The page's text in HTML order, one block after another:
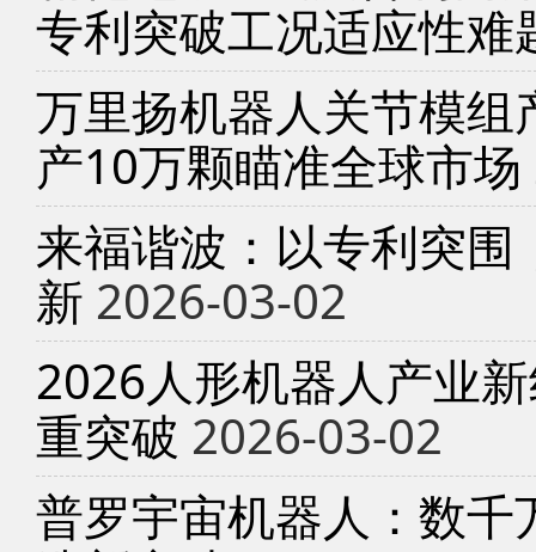
专利突破工况适应性难
万里扬机器人关节模
产10万颗瞄准全球市场
来福谐波：以专利突
新 2026-03-02
2026人形机器人产业
重突破 2026-03-02
普罗宇宙机器人：数